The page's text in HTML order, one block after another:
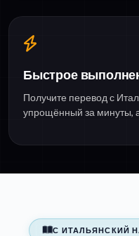
Быстрое
Получите перевод с
упрощённый за минуты,
С ИТАЛЬЯНСКИЙ